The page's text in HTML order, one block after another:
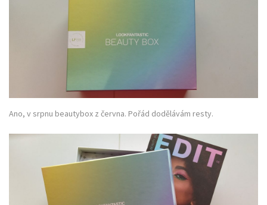
Ano, v srpnu beautybox z června. Pořád dodělávám resty.